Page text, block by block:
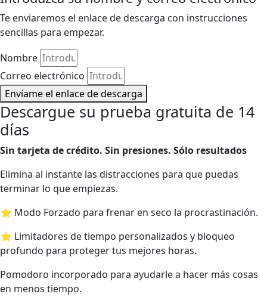
Te enviaremos el enlace de descarga con instrucciones
sencillas para empezar.
Nombre
Correo electrónico
Envíame el enlace de descarga
Descargue su prueba gratuita de 14
días
Sin tarjeta de crédito. Sin presiones. Sólo resultados
Elimina al instante las distracciones para que puedas
terminar lo que empiezas.
⭐ Modo Forzado para frenar en seco la procrastinación.
⭐ Limitadores de tiempo personalizados y bloqueo
profundo para proteger tus mejores horas.
Pomodoro incorporado para ayudarle a hacer más cosas
en menos tiempo.